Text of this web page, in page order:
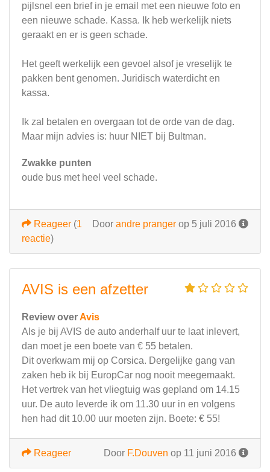
pijlsnel een brief in je email met een nieuwe foto en
een nieuwe schade. Kassa. Ik heb werkelijk niets
geraakt en er is geen schade.
Het geeft werkelijk een gevoel alsof je vreselijk te
pakken bent genomen. Juridisch waterdicht en
kassa.
Ik zal betalen en overgaan tot de orde van de dag.
Maar mijn advies is: huur NIET bij Bultman.
Zwakke punten
oude bus met heel veel schade.
Door andre pranger op 5 juli 2016
Reageer (1
reactie)
AVIS is een afzetter
Review overAvis
Als je bij AVIS de auto anderhalf uur te laat inlevert,
dan moet je een boete van € 55 betalen.
Dit overkwam mij op Corsica. Dergelijke gang van
zaken heb ik bij EuropCar nog nooit meegemaakt.
Het vertrek van het vliegtuig was gepland om 14.15
uur. De auto leverde ik om 11.30 uur in en volgens
hen had dit 10.00 uur moeten zijn. Boete: € 55!
Door F.Douven op 11 juni 2016
Reageer